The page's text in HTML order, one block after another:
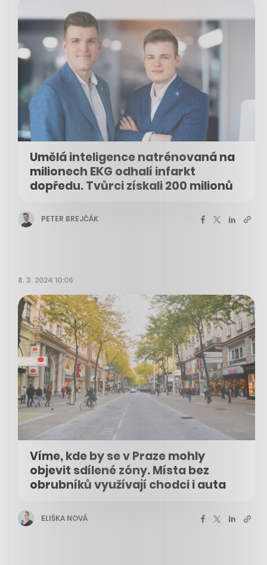
Umělá inteligence natrénovaná na
milionech EKG odhalí infarkt
dopředu. Tvůrci získali 200 milionů
PETER BREJČÁK
8. 3. 2024 10:06
Víme, kde by se v Praze mohly
objevit sdílené zóny. Místa bez
obrubníků využívají chodci i auta
ELIŠKA NOVÁ